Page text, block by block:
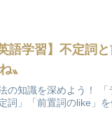
語学習】不定詞
〟
の知識を深めよう！ 「
詞」「前置詞のlike」